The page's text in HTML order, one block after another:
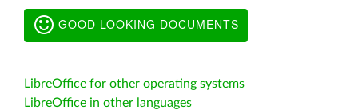
GOOD LOOKING DOCUMENTS
LibreOffice for other operating systems
LibreOffice in other languages